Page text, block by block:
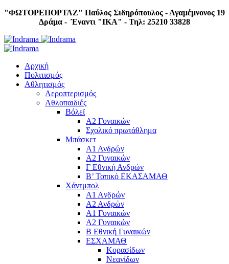
"ΦΩΤΟΡΕΠΟΡΤΑΖ" Παύλος Σιδηρόπουλος - Αγαμέμνονος 19
Δράμα - Έναντι "IKA" - Τηλ: 25210 33828
Αρχική
Πολιτισμός
Αθλητισμός
Αεροπτερισμός
Αθλοπαιδιές
Βόλεϊ
Α2 Γυναικών
Σχολικό πρωτάθλημα
Μπάσκετ
Α1 Ανδρών
Α2 Γυναικών
Γ Εθνική Ανδρών
Β’ Τοπικό ΕΚΑΣΑΜΑΘ
Χάντμπολ
A1 Aνδρών
Α2 Ανδρών
Α1 Γυναικών
Α2 Γυναικών
Β Εθνική Γυναικών
ΕΣΧΑΜΑΘ
Κορασίδων
Νεανίδων